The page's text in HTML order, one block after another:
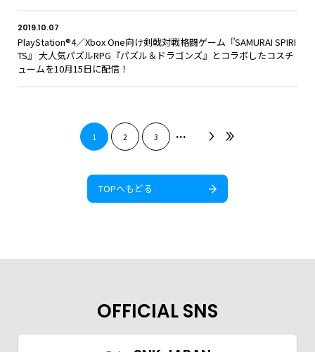
2019.10.07
PlayStation®4／Xbox One向け剣戟対戦格闘ゲーム『SAMURAI SPIRI
TS』 大人気パズルRPG『パズル＆ドラゴンズ』とコラボしたコスチ
ュームを10月15日に配信！
1 2 3 ...
TOPへもどる
OFFICIAL SNS